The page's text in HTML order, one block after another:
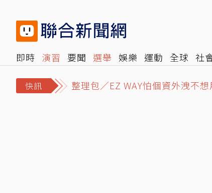
即時 演習 要聞 選舉 娛樂 運動 全球 社
快訊
整理包／EZ WAY怕個資外洩不
東發號遭灌負評簽名全塗銷！徐